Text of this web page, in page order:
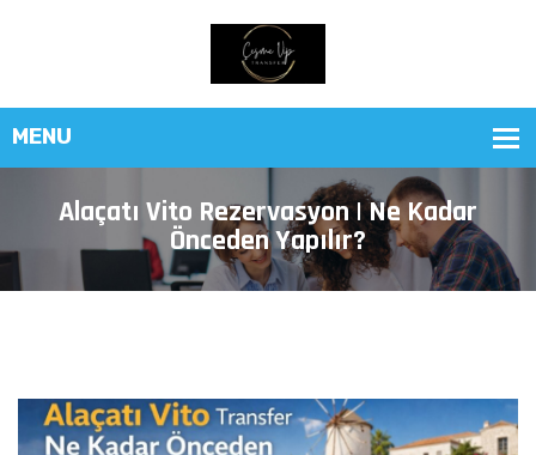
Alaçatı Vito Rezervasyon | Ne Kadar
Önceden Yapılır?